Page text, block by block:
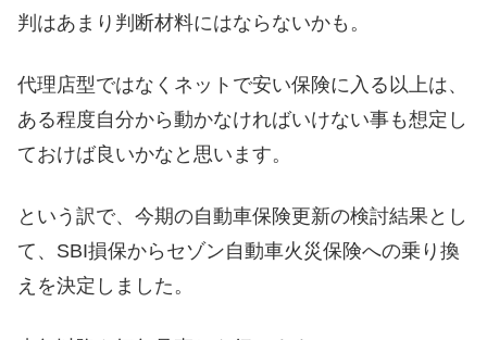
判はあまり判断材料にはならないかも。
代理店型ではなくネットで安い保険に入る以上は、
ある程度自分から動かなければいけない事も想定し
ておけば良いかなと思います。
という訳で、今期の自動車保険更新の検討結果とし
て、SBI損保からセゾン自動車火災保険への乗り換
えを決定しました。